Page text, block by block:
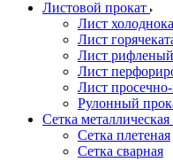
Листовой прокат
Лист
Лист
Лист рифленый
Лист
Лист
Рулонный
Сетка металлическая
Сетка плетеная
Сетка сварная